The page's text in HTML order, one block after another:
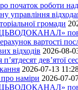
початок роботи
управління
громади
вартості
відходів 2026-08-
дев’ятої
2026-07-13
наміри 2026-07-